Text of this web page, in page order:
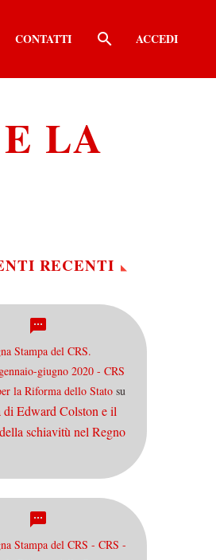
CONTATTI ACCEDI
LA
RECENTI
Stampa del CRS.
giugno 2020 - CRS
la Riforma dello Stato su
di Edward Colston e il
schiavitù nel Regno
Stampa del CRS - CRS -